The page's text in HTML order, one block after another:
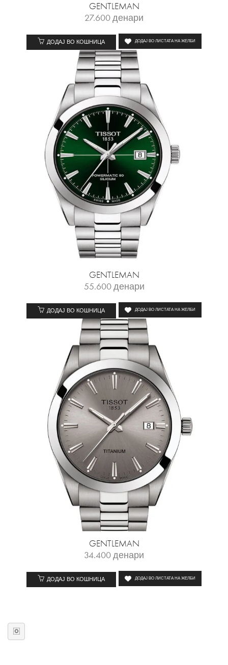
GENTLEMAN
27.600денари
ДОДАЈ ВО КОШНИЦА ДОДАЈ ВО ЛИСТАТА НА ЖЕЛБИ
GENTLEMAN
55.600денари
ДОДАЈ ВО КОШНИЦА ДОДАЈ ВО ЛИСТАТА НА ЖЕЛБИ
GENTLEMAN
34.400денари
ДОДАЈ ВО КОШНИЦА ДОДАЈ ВО ЛИСТАТА НА ЖЕЛБИ